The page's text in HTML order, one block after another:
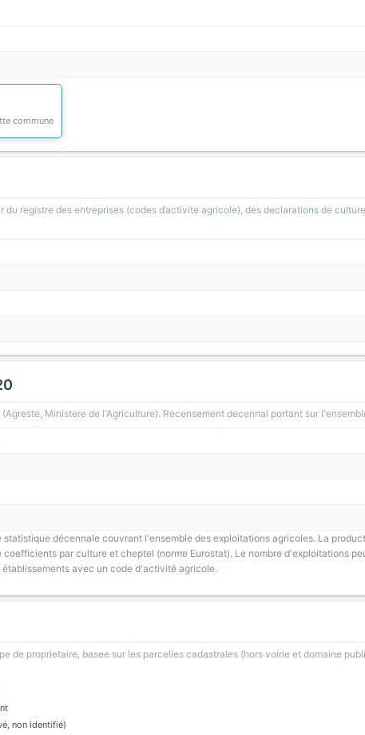
commune
du registre des entreprises (codes d’activite agricole), des declarations de
Ministere de l'Agriculture). Recensement decennal portant sur
décennale couvrant l'ensemble des exploitations agricoles. La
par culture et cheptel (norme Eurostat). Le nombre d'exploitations
avec un code d'activité agricole.
de proprietaire, basee sur les parcelles cadastrales (hors voirie et domaine
non identifié)